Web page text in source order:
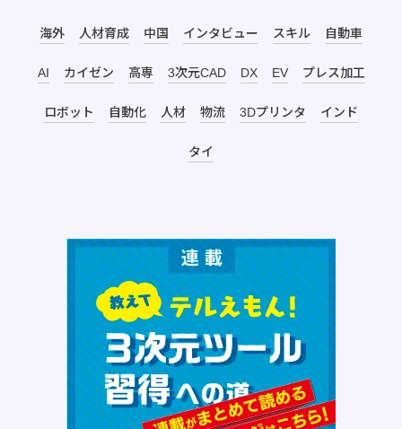
海外 人材育成 中国 インタビュー スキル 自動車
AI カイゼン 高専 3次元CAD DX EV プレス加工
ロボット 自動化 人材 物流 3Dプリンタ インド
タイ